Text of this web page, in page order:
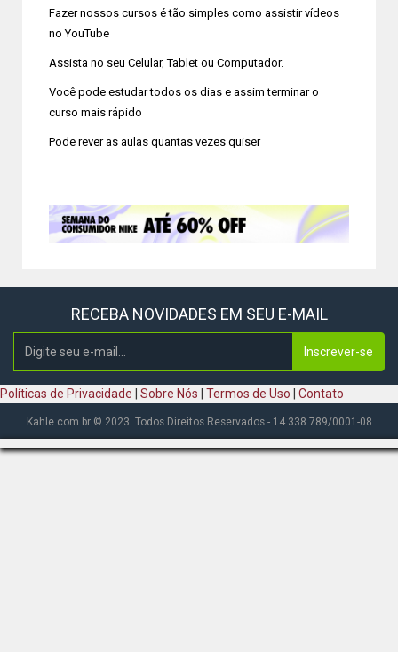
Fazer nossos cursos é tão simples como assistir vídeos
no YouTube
Assista no seu Celular, Tablet ou Computador.
Você pode estudar todos os dias e assim terminar o
curso mais rápido
Pode rever as aulas quantas vezes quiser
RECEBA NOVIDADES EM SEU E-MAIL
Inscrever-se
Políticas de Privacidade Sobre Nós Termos de Uso Contato
Kahle.com.br © 2023. Todos Direitos Reservados - 14.338.789/0001-08